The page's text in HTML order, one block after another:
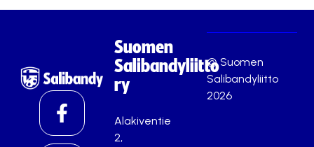
Suomen
Salibandyliitto
ry
Alakiventie
2,
© Suomen
Salibandyliitto
2026